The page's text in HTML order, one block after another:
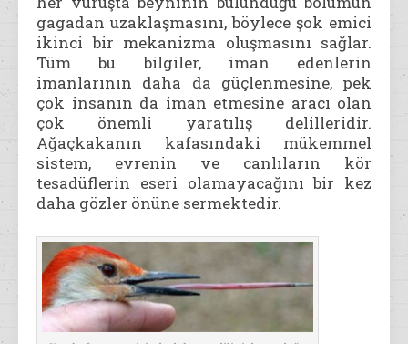
gagadan uzaklaşmasını, böylece şok emici
ikinci bir mekanizma oluşmasını sağlar.
Tüm bu bilgiler, iman edenlerin
imanlarının daha da güçlenmesine, pek
çok insanın da iman etmesine aracı olan
çok önemli yaratılış delilleridir.
Ağaçkakanın kafasındaki mükemmel
sistem, evrenin ve canlıların kör
tesadüflerin eseri olamayacağını bir kez
daha gözler önüne sermektedir.